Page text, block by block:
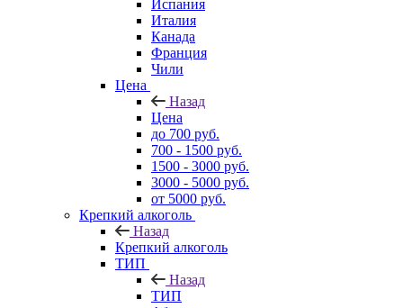
Испания
Италия
Канада
Франция
Чили
Цена
Назад
Цена
до 700 руб.
700 - 1500 руб.
1500 - 3000 руб.
3000 - 5000 руб.
от 5000 руб.
Крепкий алкоголь
Назад
Крепкий алкоголь
ТИП
Назад
ТИП